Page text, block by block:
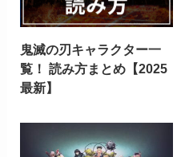
鬼滅の刃キャラクター一
覧！ 読み方まとめ【2025
最新】